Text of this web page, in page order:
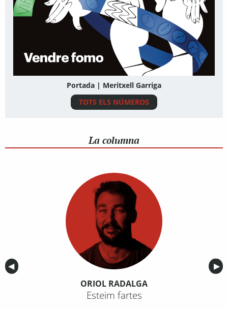
Portada | Meritxell Garriga
TOTS ELS NÚMEROS
La columna
Anterior
◀︎ ▶︎
ORIOL RADALGA
Esteim fartes